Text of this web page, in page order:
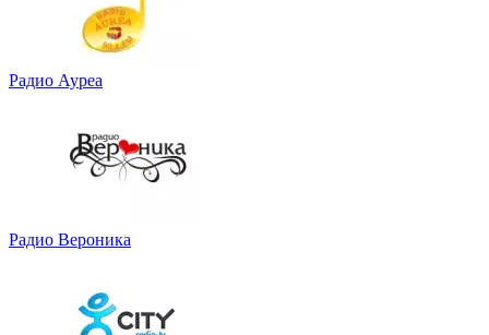
Радио Ауреа
Радио Вероника